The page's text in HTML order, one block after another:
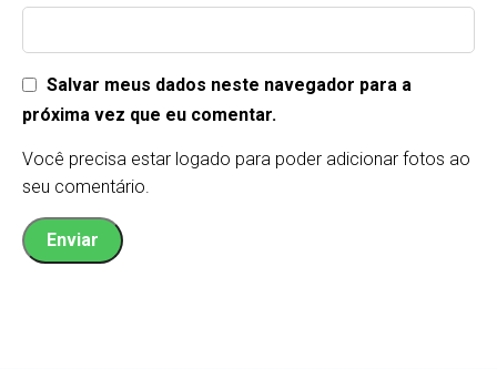
Salvar meus dados neste navegador para a
próxima vez que eu comentar.
Você precisa estar logado para poder adicionar fotos ao
seu comentário.